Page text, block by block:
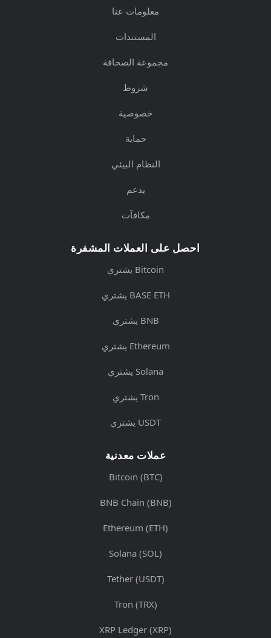
معلومات عنا
المستندات
مجموعة الصحافة
شروط
خصوصية
حماية
النظام البيئي
يدعم
مكافآت
احصل على العملات المشفرة
يشتري Bitcoin
يشتري BASE ETH
يشتري BNB
يشتري Ethereum
يشتري Solana
يشتري Tron
يشتري USDT
عملات معدنية
Bitcoin (BTC)
BNB Chain (BNB)
Ethereum (ETH)
Solana (SOL)
Tether (USDT)
Tron (TRX)
XRP Ledger (XRP)